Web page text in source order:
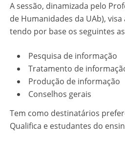
A sessão, dinamizada pelo
de Humanidades da UAb),
tendo por base os seguintes
Pesquisa de informação
Tratamento de
Produção de informação
Conselhos gerais
Tem como destinatários
Qualifica e estudantes do